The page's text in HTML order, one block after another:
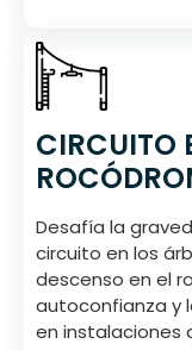
CIRCUITO
Desafía la
circuito en los
descenso en el
autoconfianza y
en instalaciones